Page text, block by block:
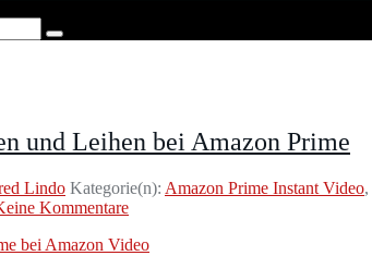
und Leihen bei Amazon Prime
Lindo Kategorie(n): Amazon Prime Instant Video,
Kommentare